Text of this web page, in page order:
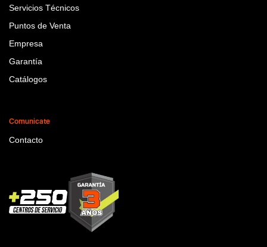
Servicios Técnicos
Puntos de Venta
Empresa
Garantía
Catálogos
Comunicate
Contacto